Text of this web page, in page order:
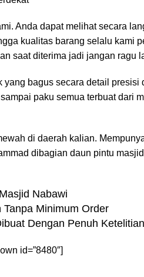
Anda dapat melihat secara
kualitas barang selalu kami
saat diterima jadi jangan ragu
bagus secara detail
paku semua terbuat dari
di daerah kalian.
dibagian daun pintu
Nabawi
Minimum Order
Dengan Penuh Ketelitian
id=”8480″]